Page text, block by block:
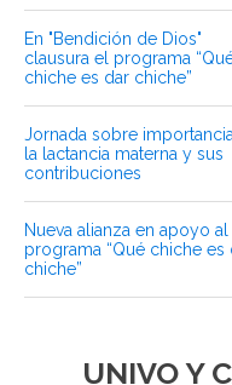
En "Bendición de Dios"
clausura el programa
chiche es dar chiche”
Jornada sobre
la lactancia materna y sus
contribuciones
Nueva alianza en apoyo al
programa “Qué chiche es
chiche”
UNIVO Y